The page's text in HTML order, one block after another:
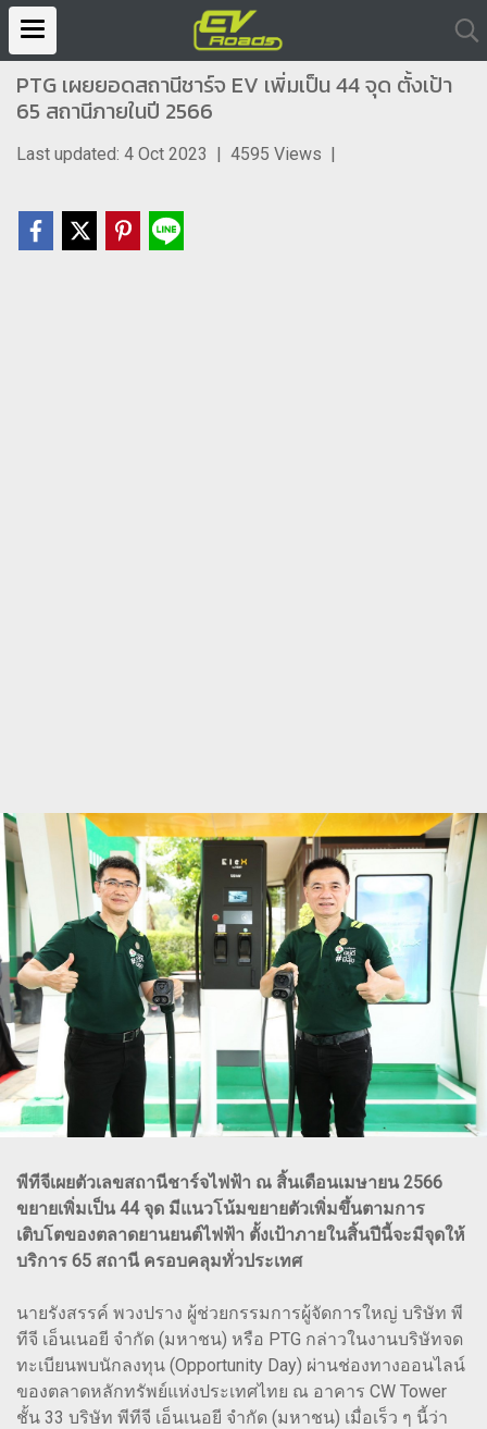
PTG เผยยอดสถานีชาร์จ EV เพิ่มเป็น 44 จุด ตั้งเป้า
65 สถานีภายในปี 2566
Last updated: 4 Oct 2023 | 4595 Views |
พีทีจีเผยตัวเลขสถานีชาร์จไฟฟ้า ณ สิ้นเดือนเมษายน 2566
ขยายเพิ่มเป็น 44 จุด มีแนวโน้มขยายตัวเพิ่มขึ้นตามการ
เติบโตของตลาดยานยนต์ไฟฟ้า ตั้งเป้าภายในสิ้นปีนี้จะมีจุดให้
บริการ 65 สถานี ครอบคลุมทั่วประเทศ
นายรังสรรค์ พวงปราง ผู้ช่วยกรรมการผู้จัดการใหญ่ บริษัท พี
ทีจี เอ็นเนอยี จำกัด (มหาชน) หรือ PTG กล่าวในงานบริษัทจด
ทะเบียนพบนักลงทุน (Opportunity Day) ผ่านช่องทางออนไลน์
ของตลาดหลักทรัพย์แห่งประเทศไทย ณ อาคาร CW Tower
ชั้น 33 บริษัท พีทีจี เอ็นเนอยี จำกัด (มหาชน) เมื่อเร็ว ๆ นี้ว่า